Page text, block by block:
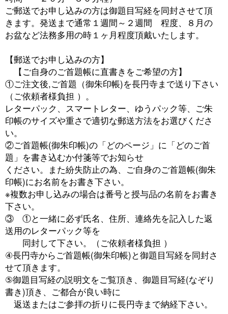
ご郵送でお申し込みの方は御題目写経を同封させて頂
きます。発送まで通常１週間～２週間 程度、８月の
お盆など法務多用の時１ヶ月程度頂戴いたします。
【郵送でお申し込みの方】
【ご自身のご首題帳に直書きをご希望の方】
①ご注文後,ご首題（御朱印帳)を長円寺まで送り下さい
（ご依頼者様負担 ）。
レターパック、スマートレター、ゆうパック等、ご朱
印帳のサイズや重さで適切な郵送方法をお選びくださ
い。
②ご首題帳(御朱印帳)の「どのページ」に「どのご首
題」を書き込むか付箋等でお知らせ
ください。また紛失防止の為、ご自身のご首題帳(御朱
印帳)にお名前をお書き下さい。
※複数お申し込みの場合は番号と授与品の名前をお書き
下さい。
③ ①と一緒に必ず氏名、住所、連絡先を記入した返
送用のレターパック等を
同封して下さい。（ご依頼者様負担 ）
④長円寺からご首題帳(御朱印帳)と御題目写経を同封さ
せて頂きます。
⑤御題目写経の説明文をご覧頂き、御題目写経(なぞり
書き)頂き、ご都合が良い時に
返送またはご参拝の折りに長円寺まで納経下さい。